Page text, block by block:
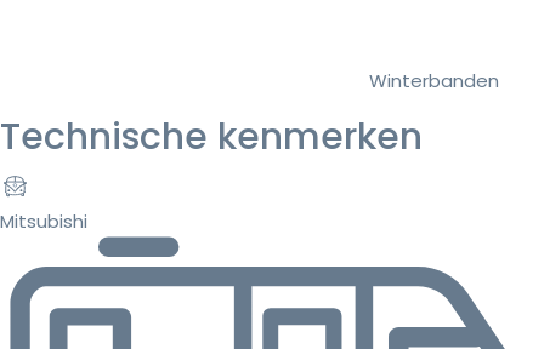
Winterbanden
Technische kenmerken
Mitsubishi